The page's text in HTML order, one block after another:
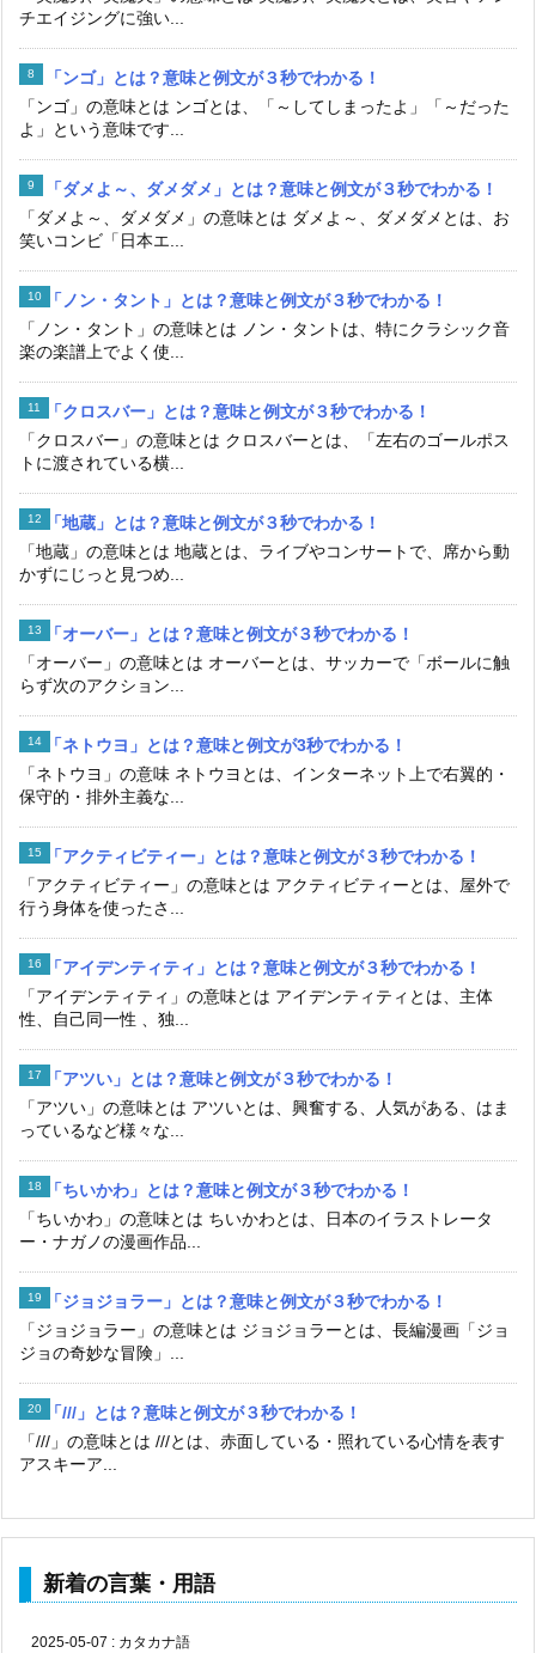
チエイジングに強い...
「ンゴ」とは？意味と例文が３秒でわかる！
「ンゴ」の意味とは ンゴとは、「～してしまったよ」「～だった
よ」という意味です...
「ダメよ～、ダメダメ」とは？意味と例文が３秒でわかる！
「ダメよ～、ダメダメ」の意味とは ダメよ～、ダメダメとは、お
笑いコンビ「日本エ...
「ノン・タント」とは？意味と例文が３秒でわかる！
「ノン・タント」の意味とは ノン・タントは、特にクラシック音
楽の楽譜上でよく使...
「クロスバー」とは？意味と例文が３秒でわかる！
「クロスバー」の意味とは クロスバーとは、「左右のゴールポス
トに渡されている横...
「地蔵」とは？意味と例文が３秒でわかる！
「地蔵」の意味とは 地蔵とは、ライブやコンサートで、席から動
かずにじっと見つめ...
「オーバー」とは？意味と例文が３秒でわかる！
「オーバー」の意味とは オーバーとは、サッカーで「ボールに触
らず次のアクション...
「ネトウヨ」とは？意味と例文が3秒でわかる！
「ネトウヨ」の意味 ネトウヨとは、インターネット上で右翼的・
保守的・排外主義な...
「アクティビティー」とは？意味と例文が３秒でわかる！
「アクティビティー」の意味とは アクティビティーとは、屋外で
行う身体を使ったさ...
「アイデンティティ」とは？意味と例文が３秒でわかる！
「アイデンティティ」の意味とは アイデンティティとは、主体
性、自己同一性 、独...
「アツい」とは？意味と例文が３秒でわかる！
「アツい」の意味とは アツいとは、興奮する、人気がある、はま
っているなど様々な...
「ちいかわ」とは？意味と例文が３秒でわかる！
「ちいかわ」の意味とは ちいかわとは、日本のイラストレータ
ー・ナガノの漫画作品...
「ジョジョラー」とは？意味と例文が３秒でわかる！
「ジョジョラー」の意味とは ジョジョラーとは、長編漫画「ジョ
ジョの奇妙な冒険」...
「///」とは？意味と例文が３秒でわかる！
「///」の意味とは ///とは、赤面している・照れている心情を表す
アスキーア...
新着の言葉・用語
2025-05-07 : カタカナ語